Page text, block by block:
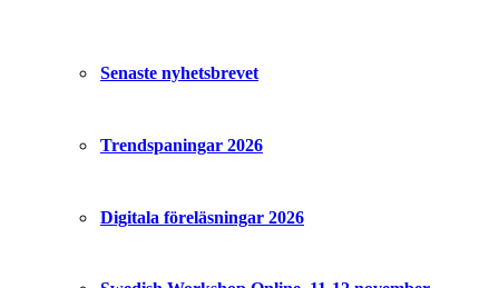
Senaste nyhetsbrevet
Trendspaningar 2026
Digitala föreläsningar 2026